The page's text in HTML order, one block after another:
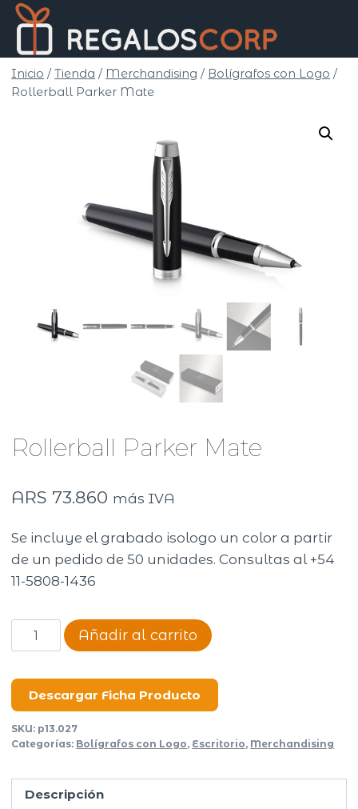
Saltar
contenido
Inicio / Tienda / Merchandising / Bolígrafos con Logo /
Rollerball Parker Mate
Rollerball Parker Mate
ARS 73.860 más IVA
Se incluye el grabado isologo un color a partir
de un pedido de 50 unidades. Consultas al +54
11-5808-1436
Rollerball
Parker
cantidad
Añadir al carrito
Descargar Ficha Producto
SKU: p13.027
Categorías: Bolígrafos con Logo, Escritorio, Merchandising
Descripción